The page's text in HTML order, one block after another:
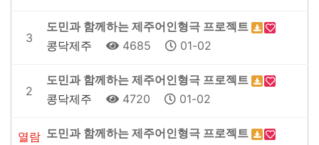
3
도민과 함께하는 제주어인형극 프로젝트
콩닥제주
4685 01-02
2
도민과 함께하는 제주어인형극 프로젝트
콩닥제주
4720 01-02
열람 도민과 함께하는 제주어인형극 프로젝트